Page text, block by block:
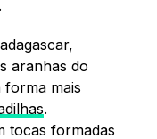
aranhas do
mais
.
tocas formadas